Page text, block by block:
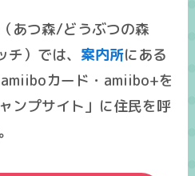
あつ森/どうぶつの森
）では、 案内所にある
カード・amiibo+を
ンプサイト」に住民を呼